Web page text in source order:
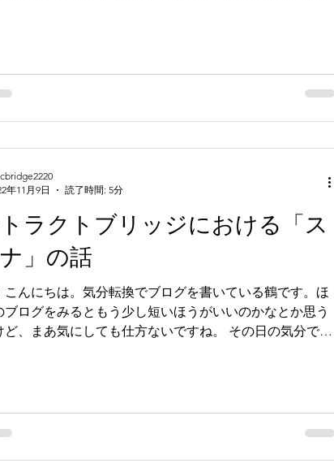
ラクトブリッジにおける「ス
」の話
こんにちは。気分転換でブログを書いている鶴です。ほ
ブログをみるともう少し短いほうがいいのかなとか思う
ど、まあ気にしても仕方ないですね。 その日の気分で
年11月9日
読了時間: 5分